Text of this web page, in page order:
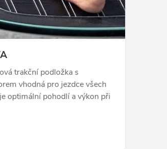
trakční podložka s
vhodná pro jezdce všech
optimální pohodlí a výkon při